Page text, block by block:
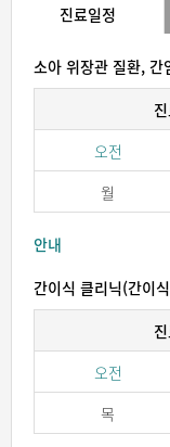
진료일정
소아 위장관 질환,
오전
월
안내
간이식 클리닉(간이
오전
목